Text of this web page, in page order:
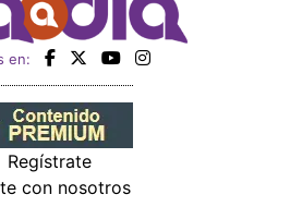
en:
Regístrate
con nosotros